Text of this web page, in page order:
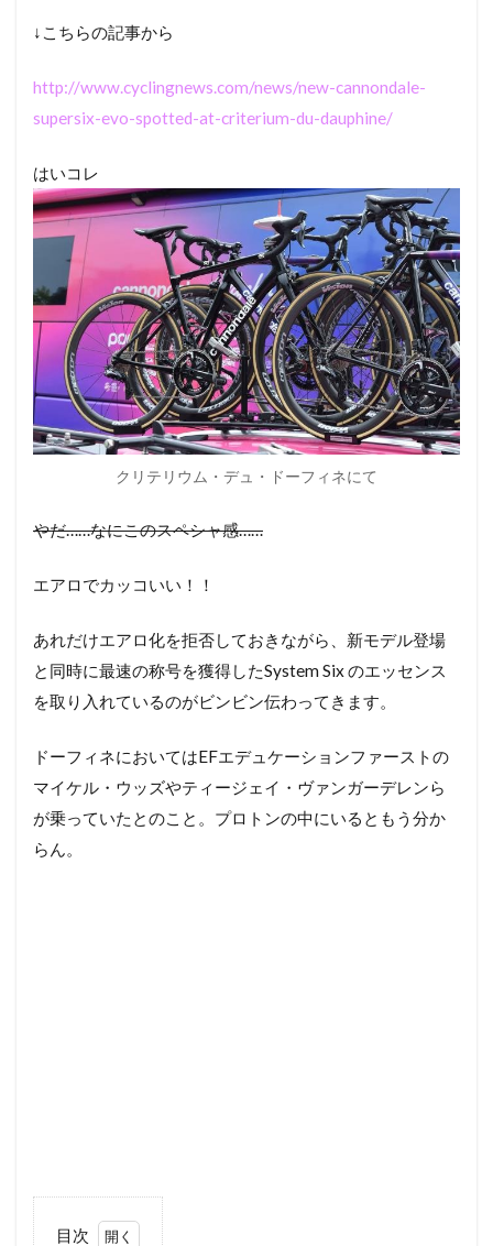
↓こちらの記事から
http://www.cyclingnews.com/news/new-cannondale-
supersix-evo-spotted-at-criterium-du-dauphine/
はいコレ
クリテリウム・デュ・ドーフィネにて
やだ……なにこのスペシャ感……
エアロでカッコいい！！
あれだけエアロ化を拒否しておきながら、新モデル登場
と同時に最速の称号を獲得したSystem Six のエッセンス
を取り入れているのがビンビン伝わってきます。
ドーフィネにおいてはEFエデュケーションファーストの
マイケル・ウッズやティージェイ・ヴァンガーデレンら
が乗っていたとのこと。プロトンの中にいるともう分か
らん。
目次